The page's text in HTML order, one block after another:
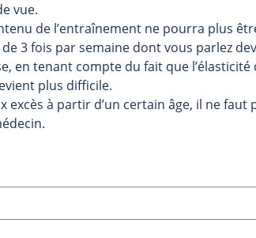
vue.
de l’entraînement ne pourra plus
3 fois par semaine dont vous parlez
en tenant compte du fait que
plus difficile.
à partir d’un certain âge, il ne faut